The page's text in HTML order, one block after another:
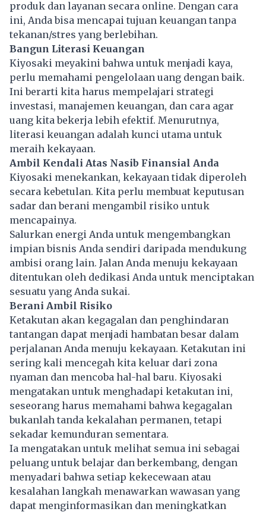
produk dan layanan secara online. Dengan cara
ini, Anda bisa mencapai tujuan keuangan tanpa
tekanan/stres yang berlebihan.
Bangun Literasi Keuangan
Kiyosaki meyakini bahwa untuk menjadi kaya,
perlu memahami pengelolaan uang dengan baik.
Ini berarti kita harus mempelajari strategi
investasi, manajemen keuangan, dan cara agar
uang kita bekerja lebih efektif. Menurutnya,
literasi keuangan adalah kunci utama untuk
meraih kekayaan.
Ambil Kendali Atas Nasib Finansial Anda
Kiyosaki menekankan, kekayaan tidak diperoleh
secara kebetulan. Kita perlu membuat keputusan
sadar dan berani mengambil risiko untuk
mencapainya.
Salurkan energi Anda untuk mengembangkan
impian bisnis Anda sendiri daripada mendukung
ambisi orang lain. Jalan Anda menuju kekayaan
ditentukan oleh dedikasi Anda untuk menciptakan
sesuatu yang Anda sukai.
Berani Ambil Risiko
Ketakutan akan kegagalan dan penghindaran
tantangan dapat menjadi hambatan besar dalam
perjalanan Anda menuju kekayaan. Ketakutan ini
sering kali mencegah kita keluar dari zona
nyaman dan mencoba hal-hal baru. Kiyosaki
mengatakan untuk menghadapi ketakutan ini,
seseorang harus memahami bahwa kegagalan
bukanlah tanda kekalahan permanen, tetapi
sekadar kemunduran sementara.
Ia mengatakan untuk melihat semua ini sebagai
peluang untuk belajar dan berkembang, dengan
menyadari bahwa setiap kekecewaan atau
kesalahan langkah menawarkan wawasan yang
dapat menginformasikan dan meningkatkan